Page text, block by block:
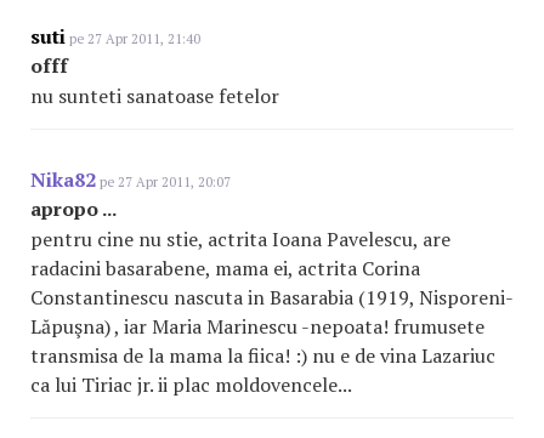
suti pe 27 Apr 2011, 21:40
offf
nu sunteti sanatoase fetelor
Nika82 pe 27 Apr 2011, 20:07
apropo ...
pentru cine nu stie, actrita Ioana Pavelescu, are
radacini basarabene, mama ei, actrita Corina
Constantinescu nascuta in Basarabia (1919, Nisporeni-
Lăpuşna) , iar Maria Marinescu -nepoata! frumusete
transmisa de la mama la fiica! :) nu e de vina Lazariuc
ca lui Tiriac jr. ii plac moldovencele...